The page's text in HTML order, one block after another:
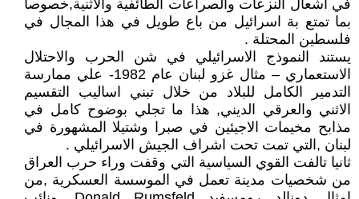
في اشعال النزعات والصراعات الطائفية والاثنية,خصوصا
بما تمتع بة اسرائيل من باع طويل في هذا المجال في
فلسطين المحتلة .
يستند النموذج الاسرائيلي في شن الحرب والاحتلال
الاستعماري – مثال غزو لبنان عام 1982- علي ممارسة
التدمير الكامل للبلاد من خلال تبني اساليب التقسيم
الاثني والعرقي الديني, هذا ما تجلي بوضوح كامل في
مذابح مخيمات الاجيئين في صبرا وشتيلا المشهورة في
لبنان ,التي تمت تحت اشراف الجيش الاسرائيلي .
ثانيا تالفت القوي السياسية التي وقفت وراء حرب العراق
من شخصيات مدينة تعمل في الموسسة العسكرية ,من